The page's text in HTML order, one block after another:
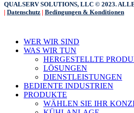
QUALSERV SOLUTIONS, LLC © 2023.
| Datenschutz | Bedingungen & Konditionen
Menü
schließen
WER WIR SIND
WAS WIR TUN
HERGESTELLTE
LÖSUNGEN
DIENSTLEISTUNGEN
BEDIENTE INDUSTRIEN
PRODUKTE
WÄHLEN SIE IHR